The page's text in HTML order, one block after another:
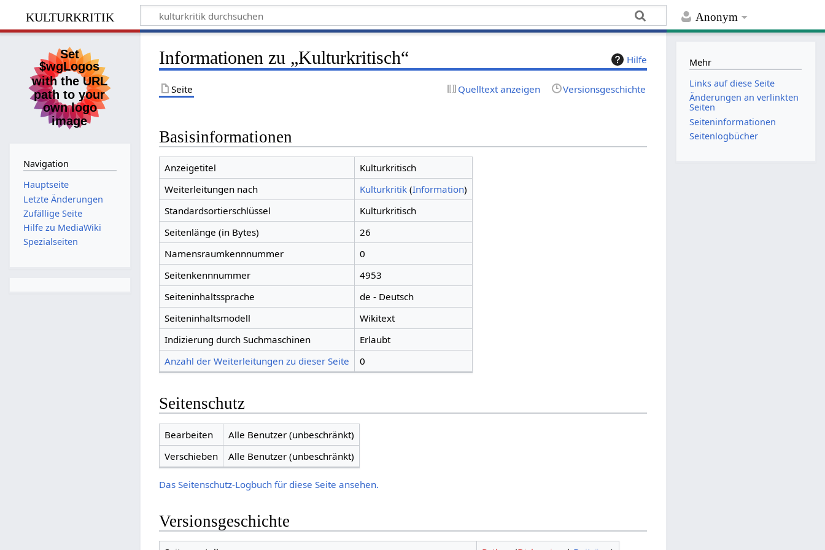
Anonym
kulturkritik
Hilfe
Informationen zu „Kulturkritisch“
Seite Quelltext anzeigen Versionsgeschichte
Basisinformationen
Anzeigetitel
Kulturkritisch
Weiterleitungen nach
Kulturkritik(Information)
Standardsortierschlüssel
Kulturkritisch
Seitenlänge (in Bytes)
26
Namensraumkennnummer
0
Seitenkennnummer
4953
Seiteninhaltssprache
de - Deutsch
Seiteninhaltsmodell
Wikitext
Indizierung durch Suchmaschinen
Erlaubt
Anzahl der Weiterleitungen zu dieser Seite
0
Seitenschutz
Bearbeiten
Alle Benutzer (unbeschränkt)
Verschieben
Alle Benutzer (unbeschränkt)
Das Seitenschutz-Logbuch für diese Seite ansehen.
Versionsgeschichte
Navigation
Hauptseite
Letzte Änderungen
Zufällige Seite
Hilfe zu MediaWiki
Spezialseiten
Mehr
Links auf diese Seite
Änderungen an verlinkten
Seiten
Seiten­­informationen
Seitenlogbücher